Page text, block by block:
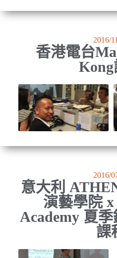
2016/
香港電台
Kong
2016/
意大利
演藝學院
Academy 夏
課